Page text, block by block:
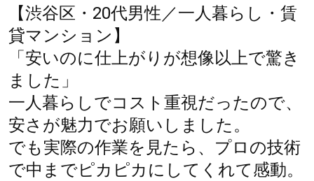
【渋谷区・20代男性／一人暮らし・賃
貸マンション】
「安いのに仕上がりが想像以上で驚き
ました」
一人暮らしでコスト重視だったので、
安さが魅力でお願いしました。
でも実際の作業を見たら、プロの技術
で中までピカピカにしてくれて感動。